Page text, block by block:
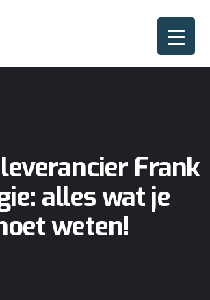
Frank
alles wat je
weten!